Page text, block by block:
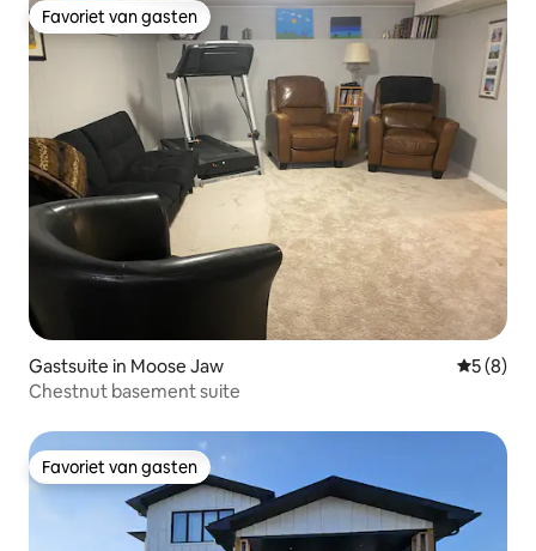
Favoriet van gasten
Favoriet van gasten
Gastsuite in Moose Jaw
5 (8)
Chestnut basement suite
Favoriet van gasten
Favoriet van gasten